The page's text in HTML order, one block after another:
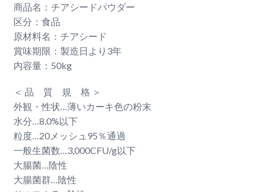
商品名：チアシードパウダー
区分：食品
原材料名：チアシード
賞味期限：製造日より3年
内容量：50kg
＜ 品 質 規 格 ＞
外観・性状…薄いカーキ色の粉末
水分…8.0%以下
粒度…20メッシュ95％通過
一般生菌数…3,000CFU/g以下
大腸菌…陰性
大腸菌群…陰性